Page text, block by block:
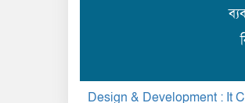
Design & Development : It